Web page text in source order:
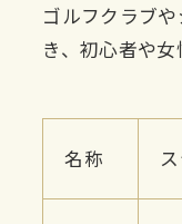
ゴルフクラブ
き、初心者や女
名称